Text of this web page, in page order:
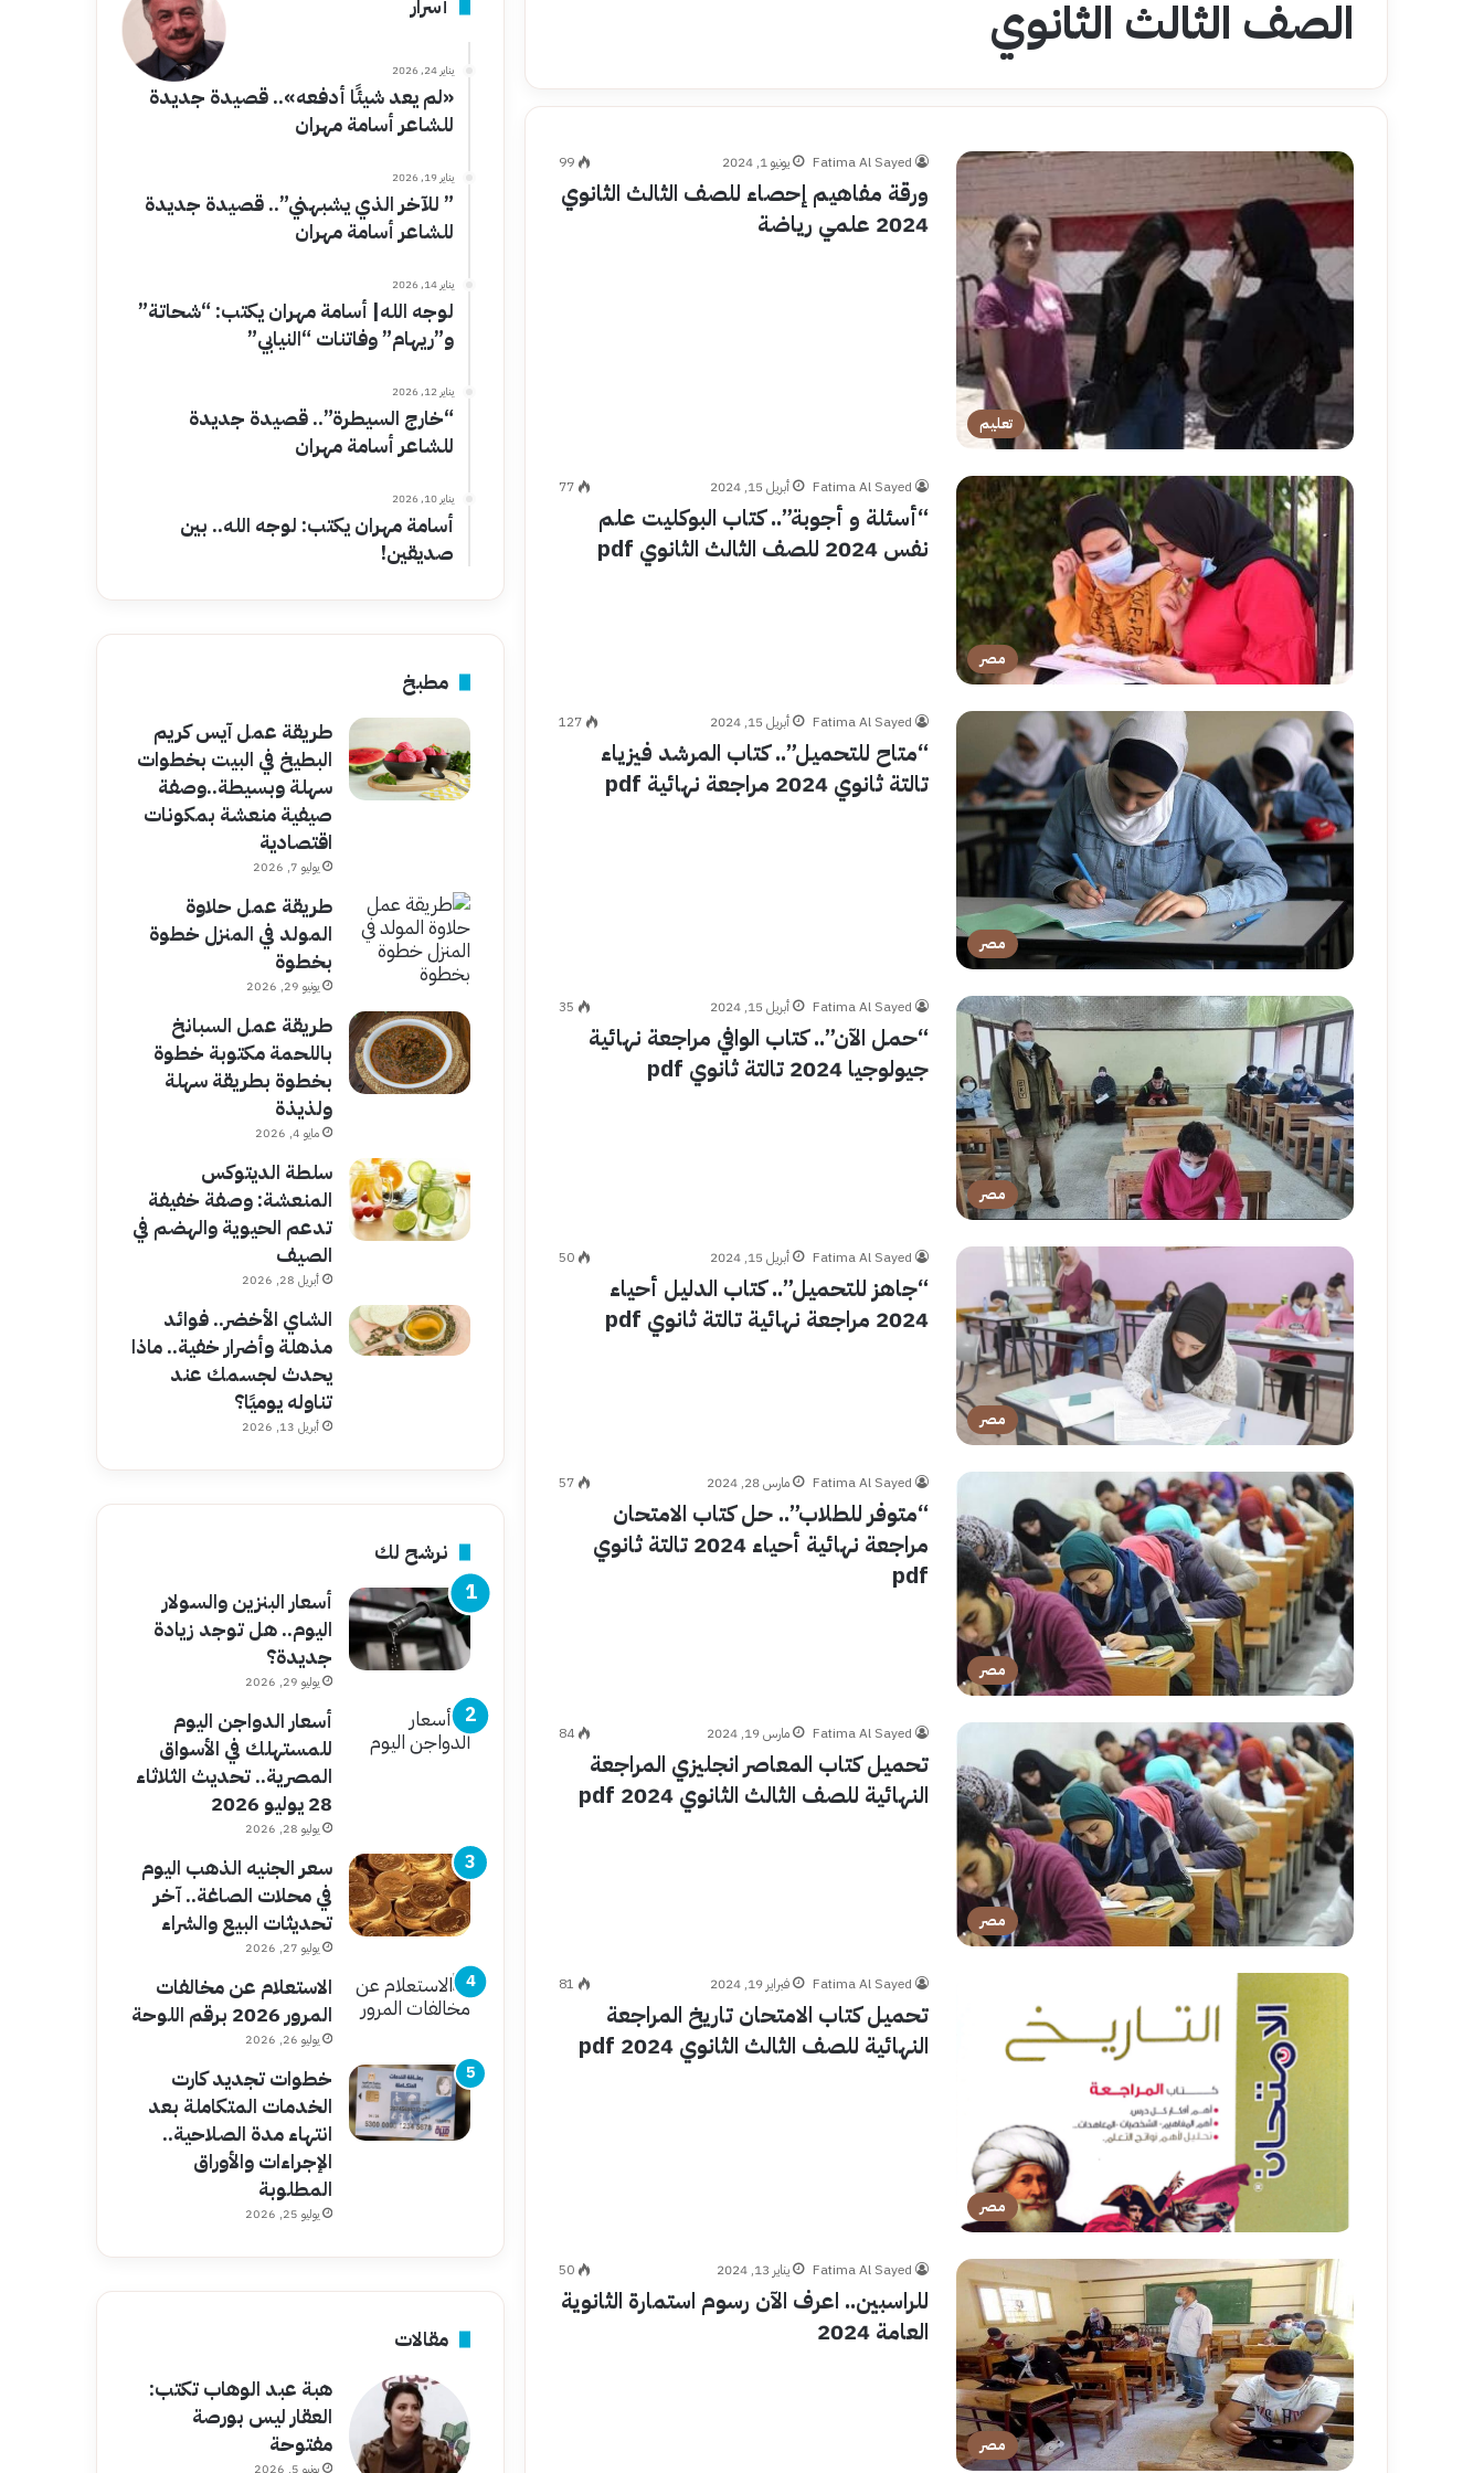
الصف الثالث الثانوي
تعليم
Fatima Al Sayed يونيو 1, 2024 99
ورقة مفاهيم إحصاء للصف الثالث الثانوي
2024 علمي رياضة
مصر
Fatima Al Sayed أبريل 15, 2024 77
“أسئلة و أجوبة”.. كتاب البوكليت علم
نفس 2024 للصف الثالث الثانوي pdf
مصر
Fatima Al Sayed أبريل 15, 2024 127
“متاح للتحميل”.. كتاب المرشد فيزياء
تالتة ثانوي 2024 مراجعة نهائية pdf
مصر
Fatima Al Sayed أبريل 15, 2024 35
“حمل الآن”.. كتاب الوافي مراجعة نهائية
جيولوجيا 2024 تالتة ثانوي pdf
مصر
Fatima Al Sayed أبريل 15, 2024 50
“جاهز للتحميل”.. كتاب الدليل أحياء
2024 مراجعة نهائية تالتة ثانوي pdf
مصر
Fatima Al Sayed مارس 28, 2024 57
“متوفر للطلاب”.. حل كتاب الامتحان
مراجعة نهائية أحياء 2024 تالتة ثانوي
pdf
مصر
Fatima Al Sayed مارس 19, 2024 84
تحميل كتاب المعاصر انجليزي المراجعة
النهائية للصف الثالث الثانوي 2024 pdf
مصر
Fatima Al Sayed فبراير 19, 2024 81
تحميل كتاب الامتحان تاريخ المراجعة
النهائية للصف الثالث الثانوي 2024 pdf
مصر
Fatima Al Sayed يناير 13, 2024 50
للراسبين.. اعرف الآن رسوم استمارة الثانوية
العامة 2024
أسرار
يناير 24, 2026
«لم يعد شيئًا أدفعه».. قصيدة جديدة
للشاعر أسامة مهران
يناير 19, 2026
” للآخر الذي يشبهني”.. قصيدة جديدة
للشاعر أسامة مهران
يناير 14, 2026
لوجه الله| أسامة مهران يكتب: “شحاتة”
و”ريهام” وفاتنات “النيابي”
يناير 12, 2026
“خارج السيطرة”.. قصيدة جديدة
للشاعر أسامة مهران
يناير 10, 2026
أسامة مهران يكتب: لوجه الله.. بين
صديقين!
مطبخ
طريقة عمل آيس كريم
البطيخ في البيت بخطوات
سهلة وبسيطة..وصفة
صيفية منعشة بمكونات
اقتصادية
يوليو 7, 2026
طريقة عمل حلاوة
المولد في المنزل خطوة
بخطوة
يونيو 29, 2026
طريقة عمل السبانخ
باللحمة مكتوبة خطوة
بخطوة بطريقة سهلة
ولذيذة
مايو 4, 2026
سلطة الديتوكس
المنعشة: وصفة خفيفة
تدعم الحيوية والهضم في
الصيف
أبريل 28, 2026
الشاي الأخضر.. فوائد
مذهلة وأضرار خفية.. ماذا
يحدث لجسمك عند
تناوله يوميًا؟
أبريل 13, 2026
نرشح لك
أسعار البنزين والسولار
اليوم.. هل توجد زيادة
جديدة؟
يوليو 29, 2026
أسعار الدواجن اليوم
للمستهلك في الأسواق
المصرية.. تحديث الثلاثاء
28 يوليو 2026
يوليو 28, 2026
سعر الجنيه الذهب اليوم
في محلات الصاغة.. آخر
تحديثات البيع والشراء
يوليو 27, 2026
الاستعلام عن مخالفات
المرور 2026 برقم اللوحة
يوليو 26, 2026
خطوات تجديد كارت
الخدمات المتكاملة بعد
انتهاء مدة الصلاحية..
الإجراءات والأوراق
المطلوبة
يوليو 25, 2026
مقالات
هبة عبد الوهاب تكتب:
العقار ليس بورصة
مفتوحة
يونيو 5, 2026